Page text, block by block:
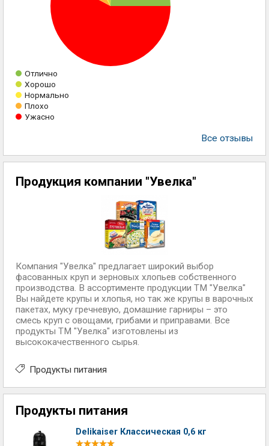
Отлично
Хорошо
Нормально
Плохо
Ужасно
Все отзывы
Продукция компании "Увелка"
Компания "Увелка" предлагает широкий выбор
фасованных круп и зерновых хлопьев собственного
производства. В ассортименте продукции ТМ "Увелка"
Вы найдете крупы и хлопья, но так же крупы в варочных
пакетах, муку гречневую, домашние гарниры – это
смесь круп с овощами, грибами и приправами. Все
продукты ТМ "Увелка" изготовлены из
высококачественного сырья.
Продукты питания
Продукты питания
Delikaiser Классическая 0,6 кг